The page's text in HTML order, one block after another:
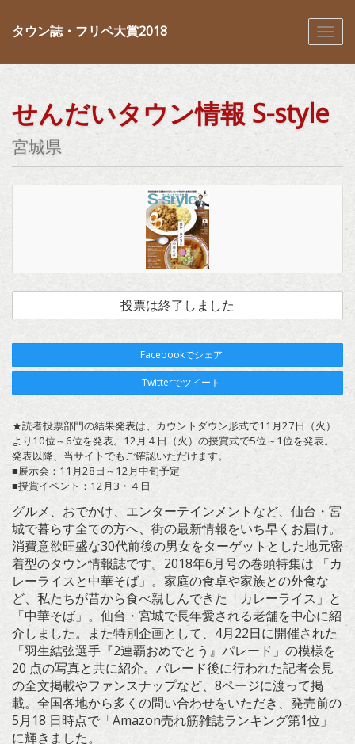
タウン誌・フリペ大賞2018
せんだいタウン情報 S-style
宮城県
投票は終了しました
Facebookでシェア
Twitterでツイート
★読者投票部門の結果発表は、カウントダウン形式で11月27日（火）
より10位～6位を発表。12月４日（火）の授賞式で5位～1位を発表。
発表以降、当サイトでもご確認いただけます。
■展示会：11月28日～12月中旬予定
■授賞イベント：12月3・４日
グルメ、おでかけ、エンターテインメントなど、仙台・宮
城で暮らす全ての方へ、街の最新情報をいち早くお届け。
消費意欲旺盛な30代前後の男女をターゲットとした地元密
着型のタウン情報誌です。2018年6月号の巻頭特集は 「カ
レーライスと中華そば」。家庭の食卓や家族との外食な
ど、私たちが昔から食べ親しんできた「カレーライス」と
「中華そば」。仙台・宮城で長年愛される老舗を中心に紹
介しました。また特別企画として、4月22日に開催された
「羽生結弦選手『2連覇おめでとう』パレード」の模様を
20 点の写真と共に紹介。パレード後に行われた記者会見
の全文掲載やファンスナップなど、8ページに渡って掲
載。全国各地から多くの問い合わせをいただき、発売前の
5月18 日時点で「Amazon売れ筋雑誌ランキング第1位」
に輝きました。